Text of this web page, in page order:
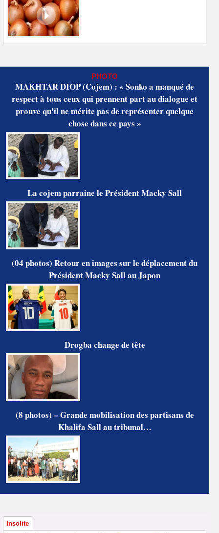
PHOTO
MAKHTAR DIOP (Cojem) : « Sonko a manqué de
respect à tous ceux qui prennent part au dialogue et
prouve qu'il ne mérite pas de représenter quelque
chose dans ce pays »
La cojem parraine le Président Macky Sall
(04 photos) Retour en images sur le déplacement du
Président Macky Sall au Japon
Drogba change de tête
(8 photos) – Grande mobilisation des partisans de
Khalifa Sall au tribunal…
Insolite